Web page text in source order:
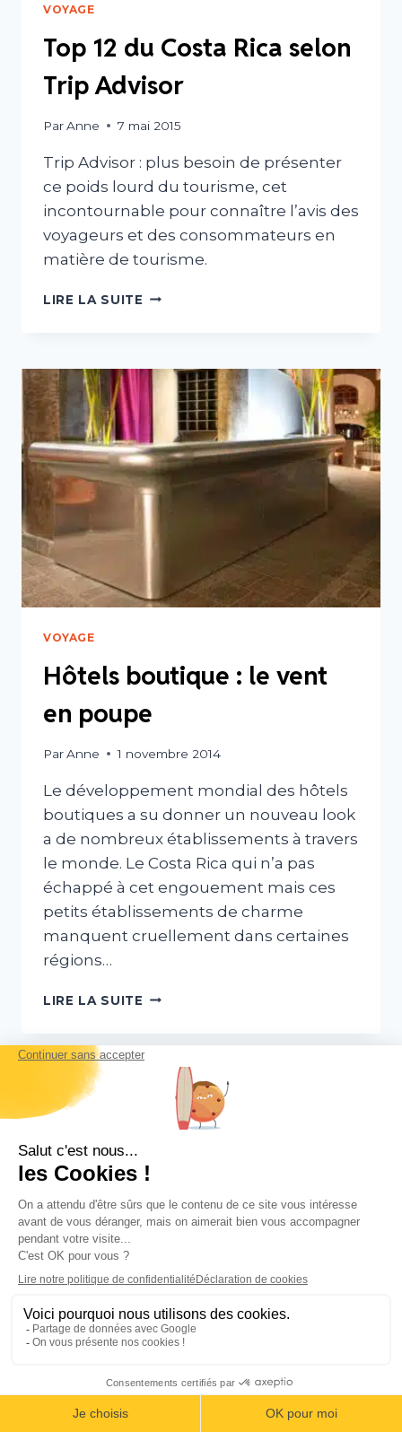
VOYAGE
Top 12 du Costa Rica selon
Trip Advisor
ParAnne 7 mai 2015
Trip Advisor : plus besoin de présenter
ce poids lourd du tourisme, cet
incontournable pour connaître l’avis des
voyageurs et des consommateurs en
matière de tourisme.
LIRE LA SUITE TOP
RICA
SELON
ADVISOR
VOYAGE
Hôtels boutique : le vent
en poupe
ParAnne 1 novembre 2014
Le développement mondial des hôtels
boutiques a su donner un nouveau look
a de nombreux établissements à travers
le monde. Le Costa Rica qui n’a pas
échappé à cet engouement mais ces
petits établissements de charme
manquent cruellement dans certaines
régions…
LIRE LA SUITE HÔTELS
LE
VENT
POUPE
ACTIVITÉS ET SPORTS|
Adrénaline rime avec
voyage au Costa Rica